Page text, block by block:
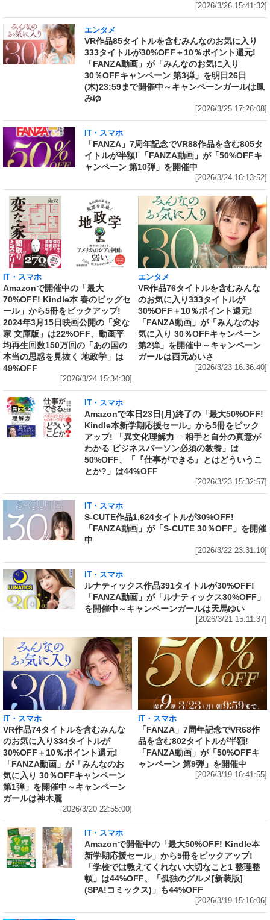
[2026/3/26 15:41:32]
エンタメ
VR作品85タイトルを含むみんなのお気に入り
333タイトルが30%OFF＋10％ポイント還元!
「FANZA動画」が「みんなのお気に入り
30％OFFキャンペーン 第3弾」を明日26日
(木)23:59まで開催中～キャンペーンガールは鳳
みゆ
[2026/3/25 17:26:08]
IT・スマホ
「FANZA」7周年記念でVR88作品を含む805タ
イトルが半額! 「FANZA動画」が「50%OFFキ
ャンペーン 第10弾」を開催中
[2026/3/24 16:13:52]
IT・スマホ
Amazonで開催中の「最大
70%OFF! Kindle本 春のビッグセ
ール」から5冊をピックアップ!
2024年3月15日映画公開の「変な
家 文庫版」は22%OFF、動画平
均再生回数150万回の「あの国の
本当の思惑を見抜く 地政学」は
49%OFF
[2026/3/24 15:34:30]
エンタメ
VR作品76タイトルを含むみんな
のお気に入り333タイトルが
30%OFF＋10％ポイント還元!
「FANZA動画」が「みんなのお
気に入り 30％OFFキャンペーン
第2弾」を開催中～キャンペーン
ガールは西元めいさ
[2026/3/23 16:36:40]
IT・スマホ
Amazonで本日23日(月)終了の「最大50%OFF!
Kindle本新学期応援セール」から5冊をピック
アップ! 「異文化理解力 ─ 相手と自分の真意が
わかる ビジネスパーソン必須の教養」は
50%OFF、「『仕事ができる』とはどういうこ
とか?」は44%OFF
[2026/3/23 15:32:57]
IT・スマホ
S-CUTE作品1,624タイトルが30%OFF!
「FANZA動画」が「S-CUTE 30％OFF」を開催
中
[2026/3/22 23:31:10]
IT・スマホ
ルナティックス作品391タイトルが30%OFF!
「FANZA動画」が「ルナティックス30%OFF」
を開催中～キャンペーンガールは天馬ゆい
[2026/3/21 15:11:37]
IT・スマホ
VR作品74タイトルを含むみんな
のお気に入り334タイトルが
30%OFF＋10％ポイント還元!
「FANZA動画」が「みんなのお
気に入り 30％OFFキャンペーン
第1弾」を開催中～キャンペーン
ガールは神木麗
[2026/3/20 22:55:00]
IT・スマホ
「FANZA」7周年記念でVR68作
品を含む802タイトルが半額!
「FANZA動画」が「50%OFFキ
ャンペーン 第9弾」を開催中
[2026/3/19 16:41:55]
IT・スマホ
Amazonで開催中の「最大50%OFF! Kindle本
新学期応援セール」から5冊をピックアップ!
「学校では教えてくれない大切なこと1 整理整
頓」は44%OFF、「孤独のグルメ[新装版]
(SPA!コミックス)」も44%OFF
[2026/3/19 15:16:06]